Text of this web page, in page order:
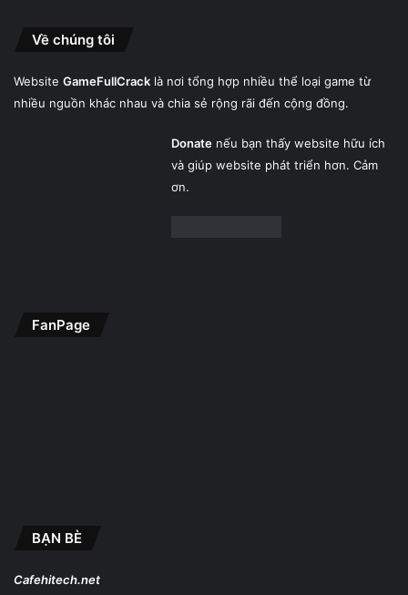
Về chúng tôi
Website GameFullCrack là nơi tổng hợp nhiều thể loại game từ
nhiều nguồn khác nhau và chia sẻ rộng rãi đến cộng đồng.
Donatenếu bạn thấy website hữu ích
và giúp website phát triển hơn. Cảm
ơn.
FanPage
BẠN BÈ
Cafehitech.net